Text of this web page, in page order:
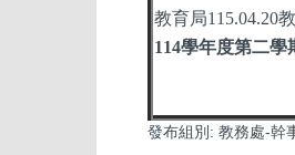
教育局115.04.20
114學年度第二
發布組別: 教務處-幹